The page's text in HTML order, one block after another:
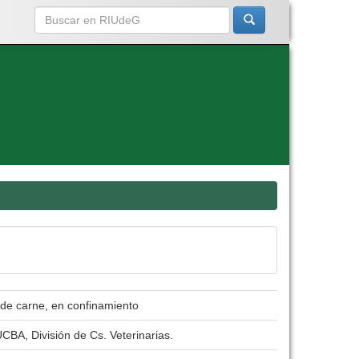
carne, en confinamiento
División de Cs. Veterinarias.